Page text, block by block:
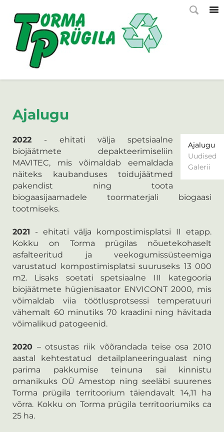
Ajalugu
Ajalugu
Uudised
Galerii
2022 - ehitati välja spetsiaalne
biojäätmete depakteerimiseliin
MAVITEC, mis võimaldab eemaldada
näiteks kaubanduses toidujäätmed
pakendist ning toota
biogaasijaamadele toormaterjali biogaasi
tootmiseks.
2021 - ehitati välja kompostimisplatsi II etapp.
Kokku on Torma prügilas nõuetekohaselt
asfalteeritud ja veekogumissüsteemiga
varustatud kompostimisplatsi suuruseks 13 000
m2. Lisaks soetati spetsiaalne III kategooria
biojäätmete hügienisaator ENVICONT 2000, mis
võimaldab viia töötlusprotsessi temperatuuri
vähemalt 60 minutiks 70 kraadini ning hävitada
võimalikud patogeenid.
2020 – otsustas riik võõrandada teise osa 2010
aastal kehtestatud detailplaneeringualast ning
parima pakkumise teinuna sai kinnistu
omanikuks OÜ Amestop ning seeläbi suurenes
Torma prügila territoorium täiendavalt 14,11 ha
võrra. Kokku on Torma prügila territooriumiks ca
25 ha.